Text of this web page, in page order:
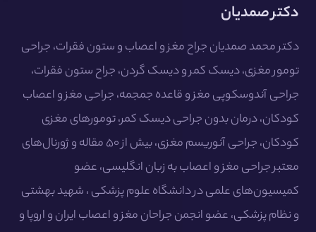
دکتر صمدیان
دکتر محمد صمدیان جراح مغز و اعصاب و ستون فقرات، جراحی
تومور مغزی، دیسک کمر و دیسک گردن، جراح ستون فقرات،
جراحی آندوسکوپی مغز و قاعده جمجمه، جراحی مغز و اعصاب
کودکان، درمان بدون جراحی دیسک کمر، تومورهای مغزی
کودکان، جراحی آنوریسم مغزی، بیش از ۵۰ مقاله و ژورنال‌های
معتبر جراحی مغز و اعصاب به زبان انگلیسی، عضو
کمیسیون‌های علمی در دانشگاه علوم پزشکی ، شهید بهشتی
و نظام پزشکی، عضو انجمن جراحان مغز و اعصاب ایران و اروپا و